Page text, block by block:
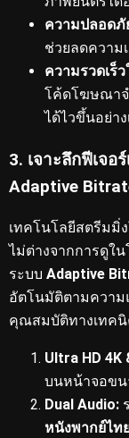
ความปลอดภั
ช่วยลดความ
ความรวดเร็
โค้ดโฆษณาจ
ได้ไวขึ้นอย่า
3. เจาะลึกฟีเจอ
Adaptive
เทคโนโลยีสตรีมมิ่
ไม่ต่างจากการดูใ
ระบบ Adaptive
อัตโนมัติตามควา
คุณสมบัติทางเทค
Ultra HD 4K
บนหน้าจอข
Dual Audio:
หนังพากย์ไท